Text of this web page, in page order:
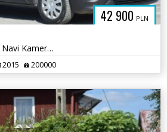
42 900 PLN
1.6D Trafic 5 Osobowy Navi Kamera Hak Sprowadzony Opłacony
2015 200000